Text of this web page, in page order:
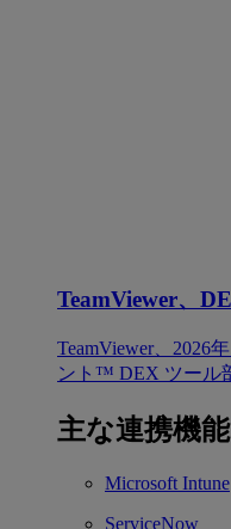
TeamViewer、
TeamViewer、2026
ント™ DEX ツール
主な連携機能
Microsoft Intune
ServiceNow